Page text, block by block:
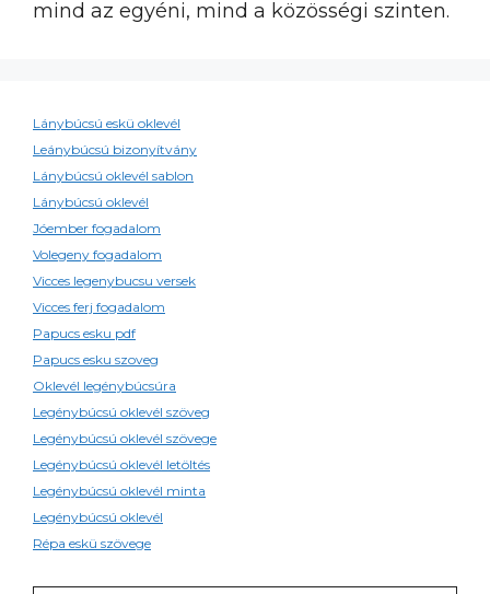
mind az egyéni, mind a közösségi szinten.
Lánybúcsú eskü oklevél
Leánybúcsú bizonyítvány
Lánybúcsú oklevél sablon
Lánybúcsú oklevél
Jóember fogadalom
Volegeny fogadalom
Vicces legenybucsu versek
Vicces ferj fogadalom
Papucs esku pdf
Papucs esku szoveg
Oklevél legénybúcsúra
Legénybúcsú oklevél szöveg
Legénybúcsú oklevél szövege
Legénybúcsú oklevél letöltés
Legénybúcsú oklevél minta
Legénybúcsú oklevél
Répa eskü szövege